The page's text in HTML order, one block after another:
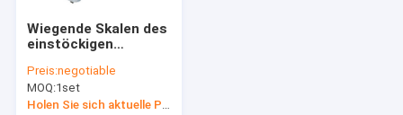
Wiegende Skalen des
einstöckigen
SUS304
Preis:negotiable
MOQ:1set
Holen Sie sich aktuelle Preis